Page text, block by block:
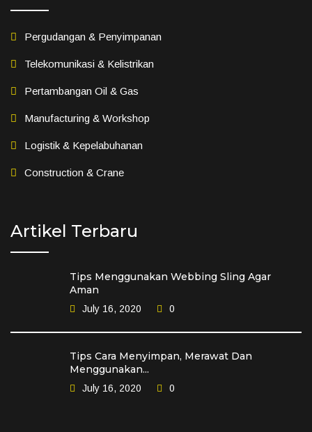
Pergudangan & Penyimpanan
Telekomunikasi & Kelistrikan
Pertambangan Oil & Gas
Manufacturing & Workshop
Logistik & Kepelabuhanan
Construction & Crane
Artikel Terbaru
Tips Menggunakan Webbing Sling Agar
Aman
July 16, 2020 0
Tips Cara Menyimpan, Merawat Dan
Menggunakan...
July 16, 2020 0